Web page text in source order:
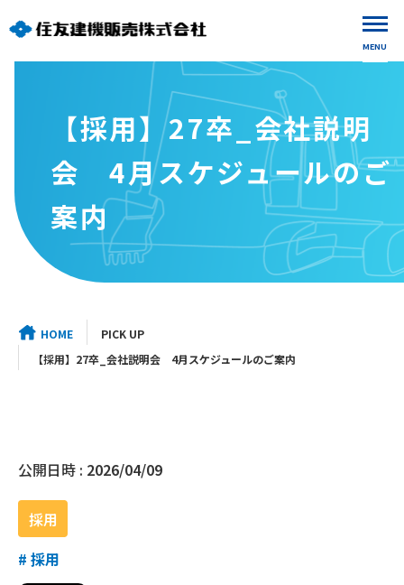
MENU
【採用】27卒_会社説明
会 4月スケジュールのご
案内
HOME
PICK UP
【採用】27卒_会社説明会 4月スケジュールのご案内
公開日時 : 2026/04/09
採用
# 採用